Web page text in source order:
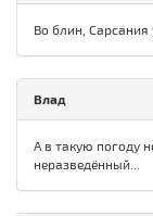
Во блин, Сарсания
Влад
А в такую погоду
неразведённый...